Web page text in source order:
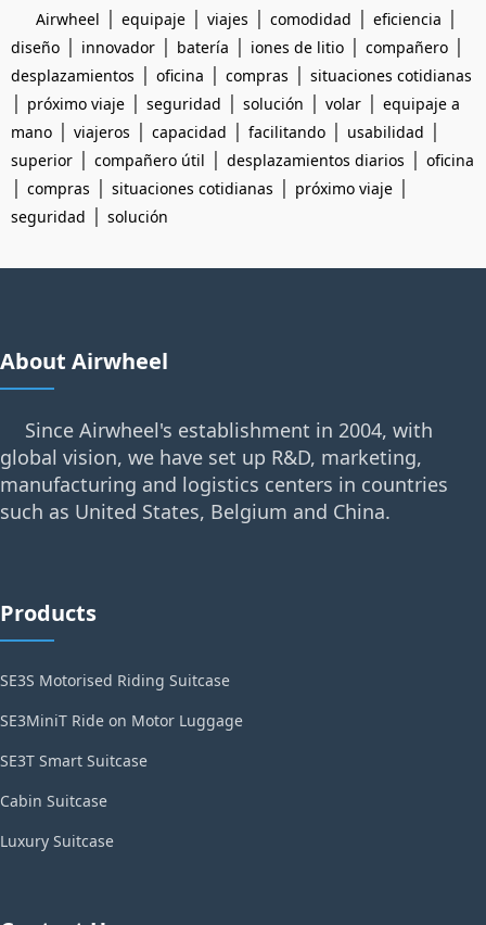
Airwheel | equipaje | viajes | comodidad | eficiencia |
diseño | innovador | batería | iones de litio | compañero |
desplazamientos | oficina | compras | situaciones cotidianas
| próximo viaje | seguridad | solución | volar | equipaje a
mano | viajeros | capacidad | facilitando | usabilidad |
superior | compañero útil | desplazamientos diarios | oficina
| compras | situaciones cotidianas | próximo viaje |
seguridad | solución
About Airwheel
Since Airwheel's establishment in 2004, with
global vision, we have set up R&D, marketing,
manufacturing and logistics centers in countries
such as United States, Belgium and China.
Products
SE3S Motorised Riding Suitcase
SE3MiniT Ride on Motor Luggage
SE3T Smart Suitcase
Cabin Suitcase
Luxury Suitcase